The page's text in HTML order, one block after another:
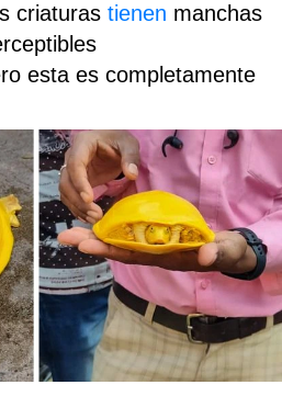
criaturas tienen manchas
esta es completamente